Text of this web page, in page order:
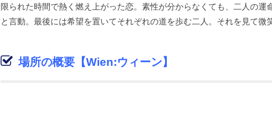
限られた時間で熱く燃え上がった恋。素性が分からなくても、二人の
と言動。最後には希望を置いてそれぞれの道を歩む二人。それを見て微
場所の概要【Wien:ウィーン】